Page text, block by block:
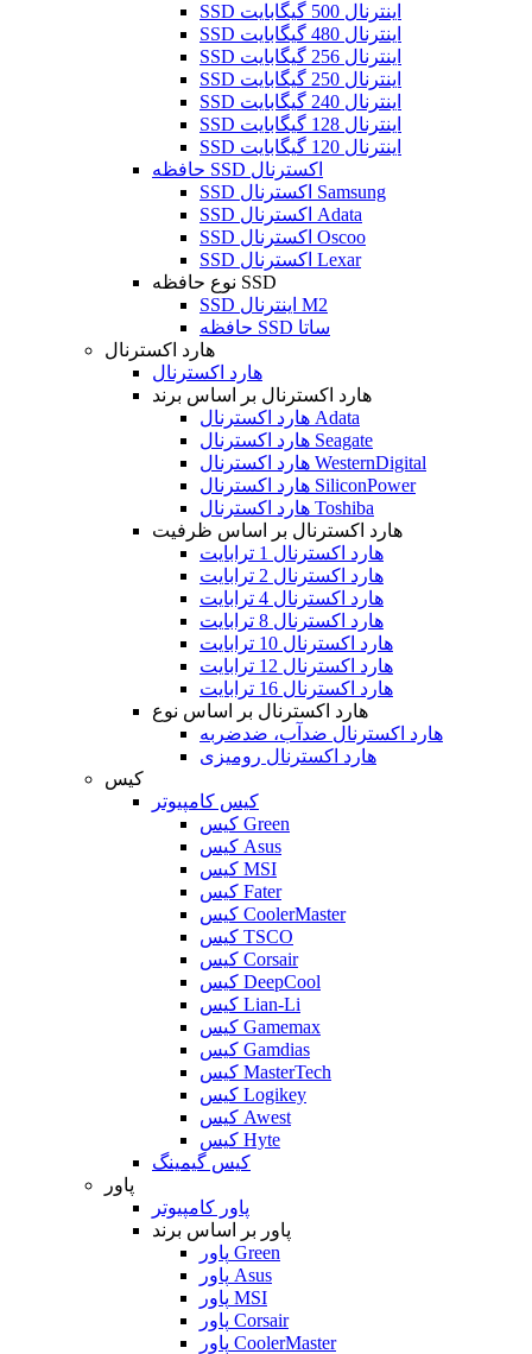
SSD اینترنال 500 گیگابایت
SSD اینترنال 480 گیگابایت
SSD اینترنال 256 گیگابایت
SSD اینترنال 250 گیگابایت
SSD اینترنال 240 گیگابایت
SSD اینترنال 128 گیگابایت
SSD اینترنال 120 گیگابایت
حافظه SSD اکسترنال
SSD اکسترنال Samsung
SSD اکسترنال Adata
SSD اکسترنال Oscoo
SSD اکسترنال Lexar
نوع حافظه SSD
SSD اینترنال M2
حافظه SSD ساتا
هارد اکسترنال
هارد اکسترنال
هارد اکسترنال بر اساس برند
هارد اکسترنال Adata
هارد اکسترنال Seagate
هارد اکسترنال WesternDigital
هارد اکسترنال SiliconPower
هارد اکسترنال Toshiba
هارد اکسترنال بر اساس ظرفیت
هارد اکسترنال 1 ترابایت
هارد اکسترنال 2 ترابایت
هارد اکسترنال 4 ترابایت
هارد اکسترنال 8 ترابایت
هارد اکسترنال 10 ترابایت
هارد اکسترنال 12 ترابایت
هارد اکسترنال 16 ترابایت
هارد اکسترنال بر اساس نوع
هارد اکسترنال ضدآب، ضدضربه
هارد اکسترنال رومیزی
کیس
کیس کامپیوتر
کیس Green
کیس Asus
کیس MSI
کیس Fater
کیس CoolerMaster
کیس TSCO
کیس Corsair
کیس DeepCool
کیس Lian-Li
کیس Gamemax
کیس Gamdias
کیس MasterTech
کیس Logikey
کیس Awest
کیس Hyte
کیس گیمینگ
پاور
پاور کامپیوتر
پاور بر اساس برند
پاور Green
پاور Asus
پاور MSI
پاور Corsair
پاور CoolerMaster